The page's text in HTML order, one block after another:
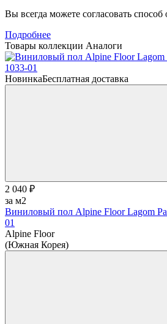
Вы всегда можете согласовать
Подробнее
Товары коллекции Аналоги
НовинкаБесплатная доставка
2 040 ₽
за м2
Виниловый пол Alpine Floor Lagom
01
Alpine Floor
(Южная Корея)